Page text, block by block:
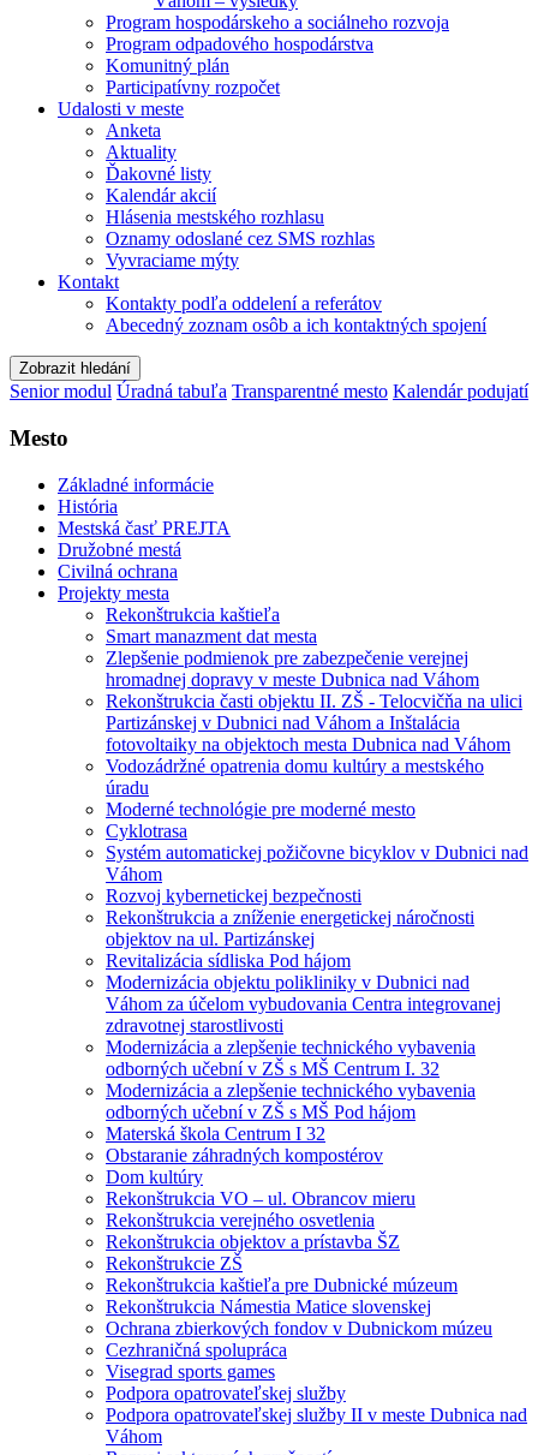
Program hospodárskeho a sociálneho rozvoja
Program odpadového hospodárstva
Komunitný plán
Participatívny rozpočet
Udalosti v meste
Anketa
Aktuality
Ďakovné listy
Kalendár akcií
Hlásenia mestského rozhlasu
Oznamy odoslané cez SMS rozhlas
Vyvraciame mýty
Kontakt
Kontakty podľa oddelení a referátov
Abecedný zoznam osôb a ich kontaktných spojení
Zobrazit hledání
Senior modul Úradná tabuľa Transparentné mesto Kalendár podujatí
Mesto
Základné informácie
História
Mestská časť PREJTA
Družobné mestá
Civilná ochrana
Projekty mesta
Rekonštrukcia kaštieľa
Smart manazment dat mesta
Zlepšenie podmienok pre zabezpečenie verejnej
hromadnej dopravy v meste Dubnica nad Váhom
Rekonštrukcia časti objektu II. ZŠ - Telocvičňa na ulici
Partizánskej v Dubnici nad Váhom a Inštalácia
fotovoltaiky na objektoch mesta Dubnica nad Váhom
Vodozádržné opatrenia domu kultúry a mestského
úradu
Moderné technológie pre moderné mesto
Cyklotrasa
Systém automatickej požičovne bicyklov v Dubnici nad
Váhom
Rozvoj kybernetickej bezpečnosti
Rekonštrukcia a zníženie energetickej náročnosti
objektov na ul. Partizánskej
Revitalizácia sídliska Pod hájom
Modernizácia objektu polikliniky v Dubnici nad
Váhom za účelom vybudovania Centra integrovanej
zdravotnej starostlivosti
Modernizácia a zlepšenie technického vybavenia
odborných učební v ZŠ s MŠ Centrum I. 32
Modernizácia a zlepšenie technického vybavenia
odborných učební v ZŠ s MŠ Pod hájom
Materská škola Centrum I 32
Obstaranie záhradných kompostérov
Dom kultúry
Rekonštrukcia VO – ul. Obrancov mieru
Rekonštrukcia verejného osvetlenia
Rekonštrukcia objektov a prístavba ŠZ
Rekonštrukcie ZŠ
Rekonštrukcia kaštieľa pre Dubnické múzeum
Rekonštrukcia Námestia Matice slovenskej
Ochrana zbierkových fondov v Dubnickom múzeu
Cezhraničná spolupráca
Visegrad sports games
Podpora opatrovateľskej služby
Podpora opatrovateľskej služby II v meste Dubnica nad
Váhom